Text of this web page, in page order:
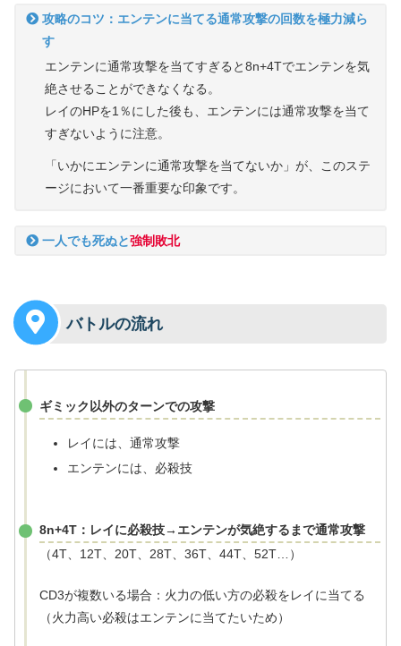
攻略のコツ：エンテンに当てる通常攻撃の回数を極力減ら
す
エンテンに通常攻撃を当てすぎると8n+4Tでエンテンを気
絶させることができなくなる。
レイのHPを1％にした後も、エンテンには通常攻撃を当て
すぎないように注意。
「いかにエンテンに通常攻撃を当てないか」が、このステ
ージにおいて一番重要な印象です。
一人でも死ぬと強制敗北
バトルの流れ
ギミック以外のターンでの攻撃
レイには、通常攻撃
エンテンには、必殺技
8n+4T：レイに必殺技→エンテンが気絶するまで通常攻撃
（4T、12T、20T、28T、36T、44T、52T…）
CD3が複数いる場合：火力の低い方の必殺をレイに当てる
（火力高い必殺はエンテンに当てたいため）